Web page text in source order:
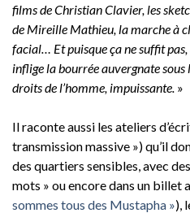
films de Christian Clavier, les
de Mireille Mathieu, la marche à
facial… Et puisque ça ne suffit
inflige la bourrée auvergnate sous
droits de l’homme, impuissante. »
Il raconte aussi les ateliers
transmission massive ») qu’il
des quartiers sensibles, avec
mots » ou encore dans un billet
sommes tous des Mustapha »),